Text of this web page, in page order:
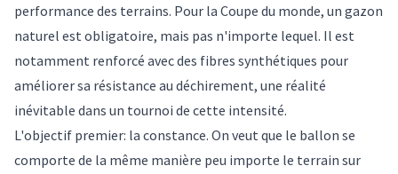
performance des terrains. Pour la Coupe du monde, un gazon
naturel est obligatoire, mais pas n'importe lequel. Il est
notamment renforcé avec des fibres synthétiques pour
améliorer sa résistance au déchirement, une réalité
inévitable dans un tournoi de cette intensité.
L'objectif premier: la constance. On veut que le ballon se
comporte de la même manière peu importe le terrain sur